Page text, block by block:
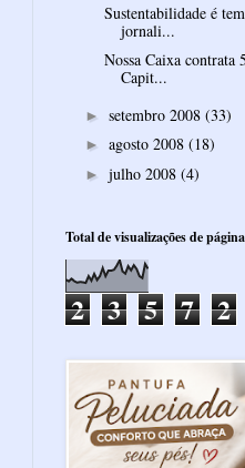
Sustentabilidade é
jornali...
Nossa Caixa contrata
Capit...
► setembro 2008 (33)
► agosto 2008 (18)
► julho 2008 (4)
Total de visualizações de página
2 3 5 7 2